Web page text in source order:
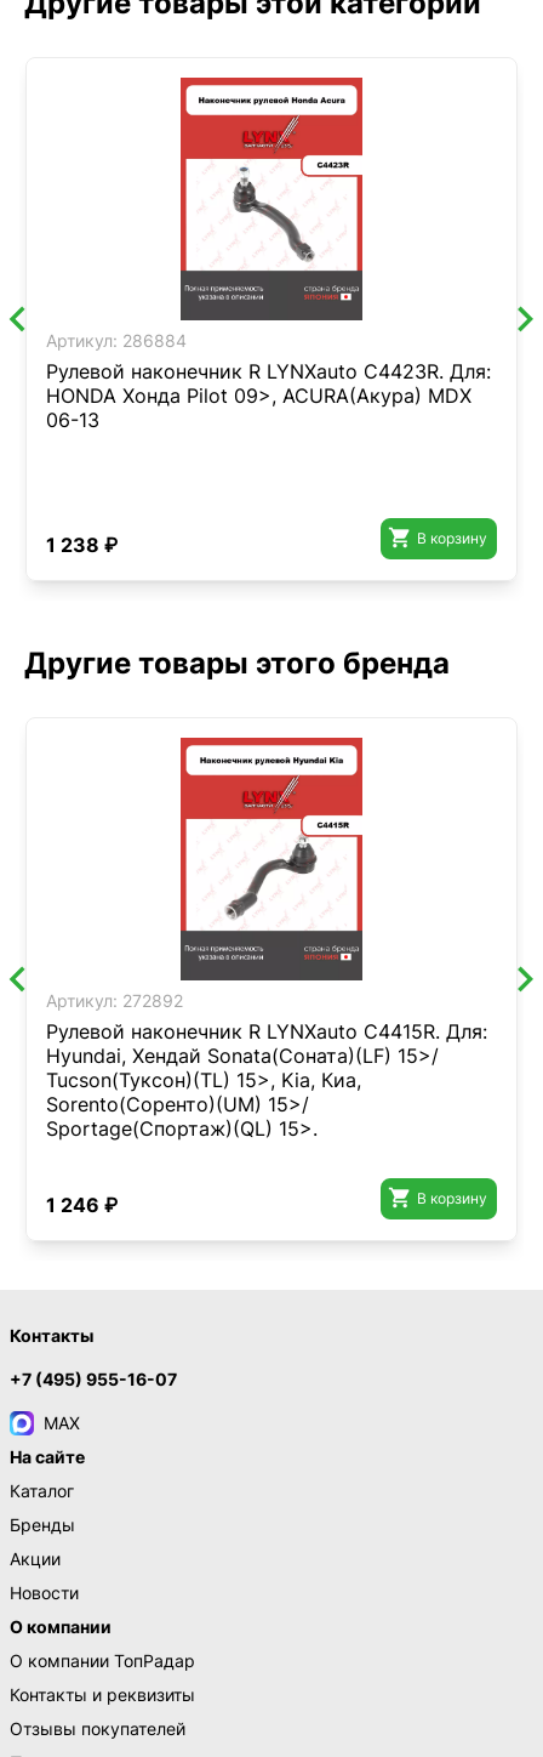
Артикул: 286884
Рулевой наконечник R LYNXauto C4423R. Для:
HONDA Хонда Pilot 09>, ACURA(Акура) MDX
06-13
1 238 ₽  В корзину
Другие товары этого бренда
Артикул: 272892
Рулевой наконечник R LYNXauto C4415R. Для:
Hyundai, Хендай Sonata(Соната)(LF) 15>/
Tucson(Туксон)(TL) 15>, Kia, Киа,
Sorento(Соренто)(UM) 15>/
Sportage(Спортаж)(QL) 15>.
1 246 ₽  В корзину
Контакты
+7 (495) 955-16-07
MAX
На сайте
Каталог
Бренды
Акции
Новости
О компании
О компании ТопРадар
Контакты и реквизиты
Отзывы покупателей